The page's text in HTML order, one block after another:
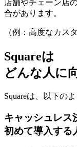
店舗やチェーン店
合があります。
（例：高度なカス
Squareは
どんな人に
Squareは、以下の
キャッシュレス
初めて導入する